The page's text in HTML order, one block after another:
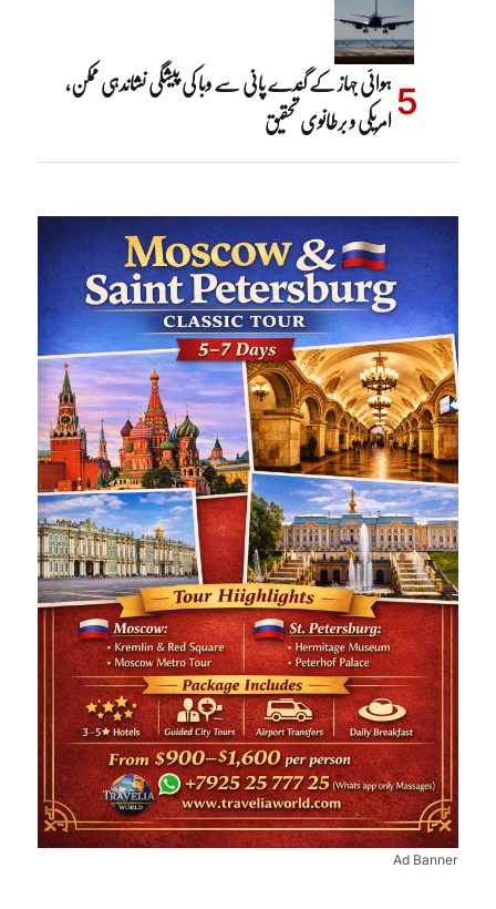
ہوائی جہاز کے گندے پانی سے وبا کی پیشگی نشاندہی ممکن،
امریکی و برطانوی تحقیق
Ad Banner